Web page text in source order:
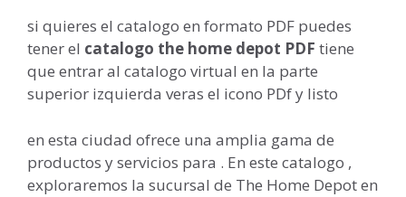
si quieres el catalogo en formato PDF puedes
tener el catalogo the home depot PDF tiene
que entrar al catalogo virtual en la parte
superior izquierda veras el icono PDf y listo
en esta ciudad ofrece una amplia gama de
productos y servicios para . En este catalogo ,
exploraremos la sucursal de The Home Depot en